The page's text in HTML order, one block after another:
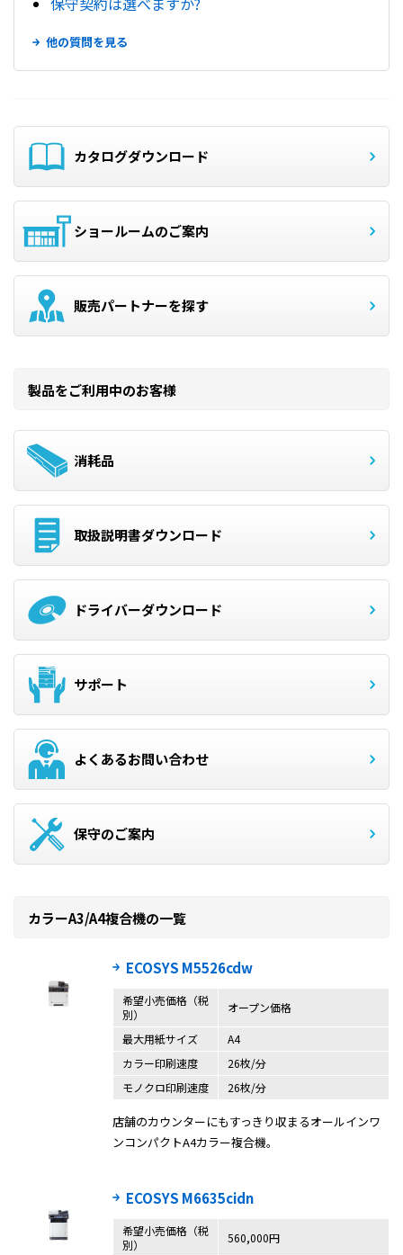
他の質問を見る
カタログダウンロード
ショールームのご案内
販売パートナーを探す
製品をご利用中のお客様
消耗品
取扱説明書ダウンロード
ドライバーダウンロード
サポート
よくあるお問い合わせ
保守のご案内
カラーA3/A4複合機の一覧
ECOSYS M5526cdw
希望小売価格（税
別）
オープン価格
最大用紙サイズ
A4
カラー印刷速度
26枚/分
モノクロ印刷速度
26枚/分
店舗のカウンターにもすっきり収まるオールインワ
ンコンパクトA4カラー複合機。
ECOSYS M6635cidn
希望小売価格（税
別）
560,000円